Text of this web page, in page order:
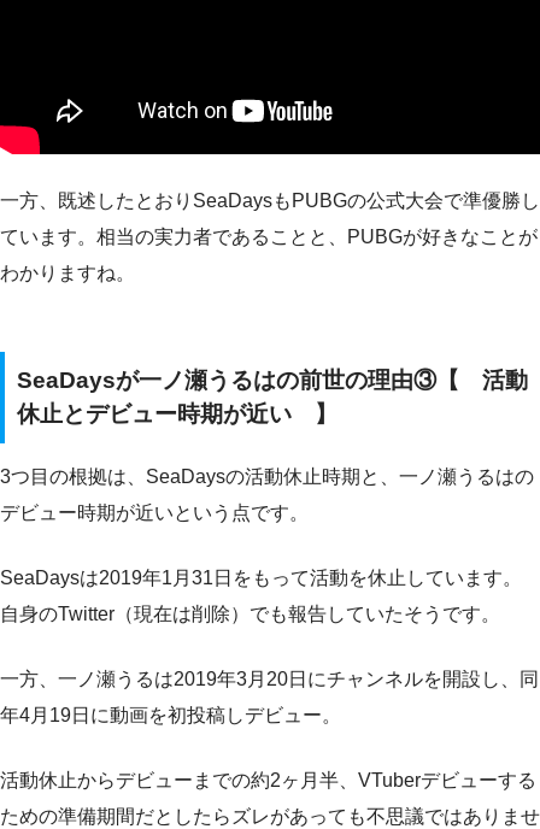
一方、既述したとおりSeaDaysもPUBGの公式大会で準優勝し
ています。相当の実力者であることと、PUBGが好きなことが
わかりますね。
SeaDaysが一ノ瀬うるはの前世の理由③【 活動
休止とデビュー時期が近い 】
3つ目の根拠は、SeaDaysの活動休止時期と、一ノ瀬うるはの
デビュー時期が近いという点です。
SeaDaysは2019年1月31日をもって活動を休止しています。
自身のTwitter（現在は削除）でも報告していたそうです。
一方、一ノ瀬うるは2019年3月20日にチャンネルを開設し、同
年4月19日に動画を初投稿しデビュー。
活動休止からデビューまでの約2ヶ月半、VTuberデビューする
ための準備期間だとしたらズレがあっても不思議ではありませ